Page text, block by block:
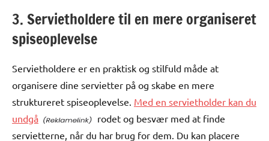
3. Servietholdere til en mere organiseret
spiseoplevelse
Servietholdere er en praktisk og stilfuld måde at
organisere dine servietter på og skabe en mere
struktureret spiseoplevelse. Med en servietholder kan du
undgå
rodet og besvær med at finde
servietterne, når du har brug for dem. Du kan placere